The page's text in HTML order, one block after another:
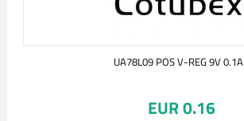
UA78L09 POS V-REG 9V 0.1A
EUR 0.16